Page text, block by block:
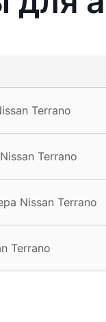
Terrano
Terrano
Nissan Terrano
Terrano